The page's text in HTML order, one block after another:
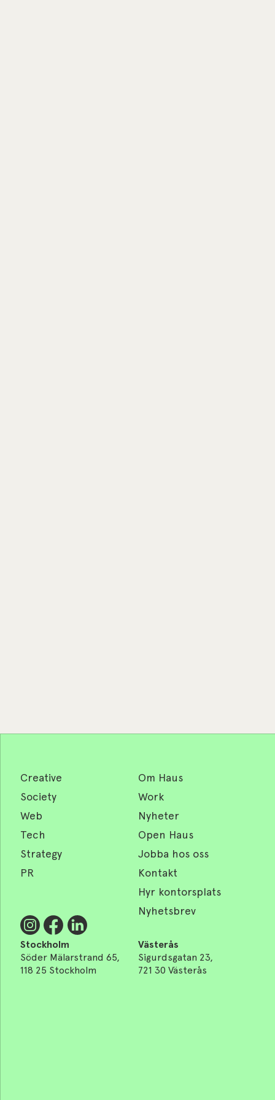
Creative
Society
Web
Tech
Strategy
PR
Om Haus
Work
Nyheter
Open Haus
Jobba hos oss
Kontakt
Hyr kontorsplats
Nyhetsbrev
Stockholm
Söder Mälarstrand 65,
118 25 Stockholm
Västerås
Sigurdsgatan 23,
721 30 Västerås